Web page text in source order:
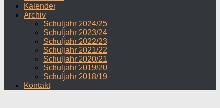
Kalender
Archiv
Schuljahr 2024/25
Schuljahr 2023/24
Schuljahr 2022/23
Schuljahr 2021/22
Schuljahr 2020/21
Schuljahr 2019/20
Schuljahr 2018/19
Kontakt